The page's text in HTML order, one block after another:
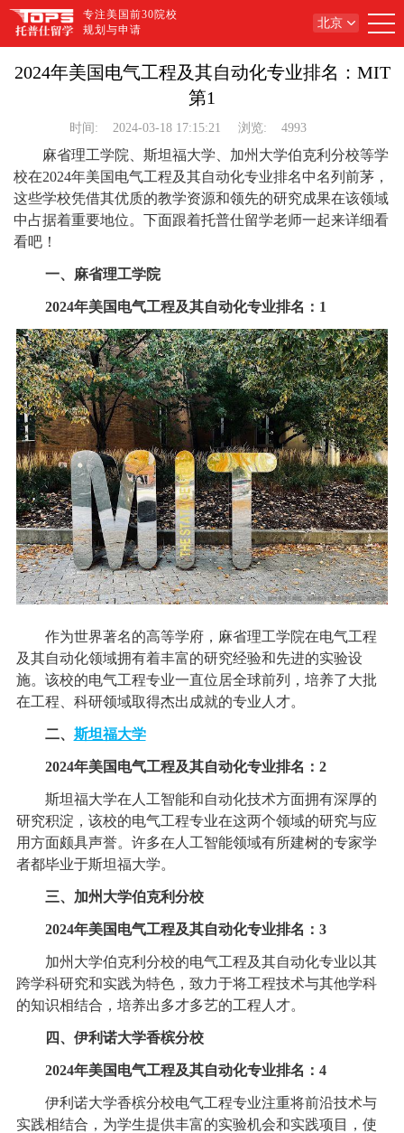
专注美国前30院校
规划与申请
北京
2024年美国电气工程及其自动化专业排名：MIT
第1
时间: 2024-03-18 17:15:21 浏览: 4993
麻省理工学院、斯坦福大学、加州大学伯克利分校等学
校在2024年美国电气工程及其自动化专业排名中名列前茅，
这些学校凭借其优质的教学资源和领先的研究成果在该领域
中占据着重要地位。下面跟着托普仕留学老师一起来详细看
看吧！
一、麻省理工学院
2024年美国电气工程及其自动化专业排名：1
作为世界著名的高等学府，麻省理工学院在电气工程
及其自动化领域拥有着丰富的研究经验和先进的实验设
施。该校的电气工程专业一直位居全球前列，培养了大批
在工程、科研领域取得杰出成就的专业人才。
二、 斯坦福大学
2024年美国电气工程及其自动化专业排名：2
斯坦福大学在人工智能和自动化技术方面拥有深厚的
研究积淀，该校的电气工程专业在这两个领域的研究与应
用方面颇具声誉。许多在人工智能领域有所建树的专家学
者都毕业于斯坦福大学。
三、加州大学伯克利分校
2024年美国电气工程及其自动化专业排名：3
加州大学伯克利分校的电气工程及其自动化专业以其
跨学科研究和实践为特色，致力于将工程技术与其他学科
的知识相结合，培养出多才多艺的工程人才。
四、伊利诺大学香槟分校
2024年美国电气工程及其自动化专业排名：4
伊利诺大学香槟分校电气工程专业注重将前沿技术与
实践相结合，为学生提供丰富的实验机会和实践项目，使